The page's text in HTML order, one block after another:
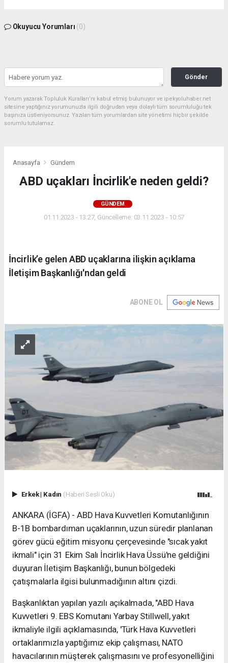
Okuyucu Yorumları (0)
Gönder
Yorum yazarak Topluluk Kuralları’nı kabul etmiş bulunuyor ve ipekyoluhaber.net
sitesine yaptığınız yorumunuzla ilgili doğrudan veya dolaylı tüm sorumluluğu tek
başınıza üstleniyorsunuz. Yazılan tüm yorumlardan site yönetimi hiçbir şekilde
sorumlu tutulamaz.
Anasayfa Gündem
ABD uçakları İncirlik'e neden geldi?
GÜNDEM
01.11.2023 - 13:27, Güncelleme: 03.11.2023 - 10:57
İncirlik’e gelen ABD uçaklarına ilişkin açıklama
İletişim Başkanlığı'ndan geldi
ABONE OL
Erkek| Kadın (Haberi Sesli Oku)
ANKARA (İGFA) - ABD Hava Kuvvetleri Komutanlığının
B-1B bombardıman uçaklarının, uzun süredir planlanan
görev gücü eğitim misyonu çerçevesinde "sıcak yakıt
ikmali" için 31 Ekim Salı İncirlik Hava Üssü'ne geldiğini
duyuran İletişim Başkanlığı, bunun bölgedeki
çatışmalarla ilgisi bulunmadığının altını çizdi.
Başkanlıktan yapılan yazılı açıkalmada, "ABD Hava
Kuvvetleri 9. EBS Komutanı Yarbay Stillwell, yakıt
ikmaliyle ilgili açıklamasında, 'Türk Hava Kuvvetleri
ortaklarımızla yaptığımız ekip çalışması, NATO
havacılarının müşterek çalışmasını ve profesyonelliğini